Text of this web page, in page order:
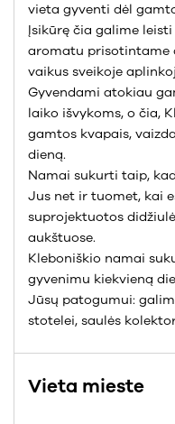
vieta gyventi dėl
Įsikūrę čia galime
aromatu prisotintame
vaikus sveikoje
Gyvendami atokiau
laiko išvykoms, o čia,
gamtos kvapais,
dieną.
Namai sukurti taip,
Jus net ir tuomet, kai
suprojektuotos
aukštuose.
Kleboniškio namai
gyvenimu kiekvieną
Jūsų patogumui:
stotelei, saulės
Vieta mieste